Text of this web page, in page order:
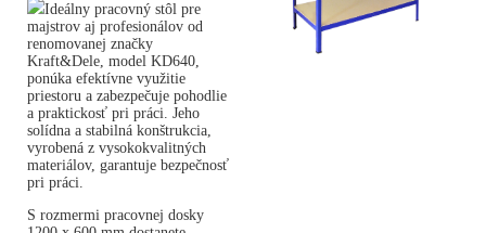
Ideálny pracovný stôl pre
majstrov aj profesionálov od
renomovanej značky
Kraft&Dele, model KD640,
ponúka efektívne využitie
priestoru a zabezpečuje pohodlie
a praktickosť pri práci. Jeho
solídna a stabilná konštrukcia,
vyrobená z vysokokvalitných
materiálov, garantuje bezpečnosť
pri práci.
S rozmermi pracovnej dosky